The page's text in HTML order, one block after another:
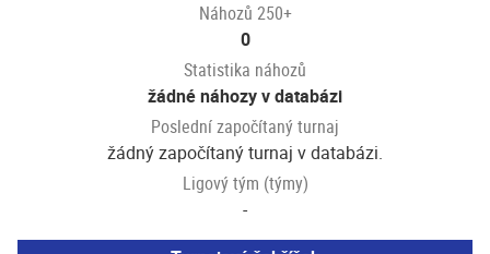
Náhozů 250+
0
Statistika náhozů
žádné náhozy v databázi
Poslední započítaný turnaj
žádný započítaný turnaj v databázi.
Ligový tým (týmy)
-